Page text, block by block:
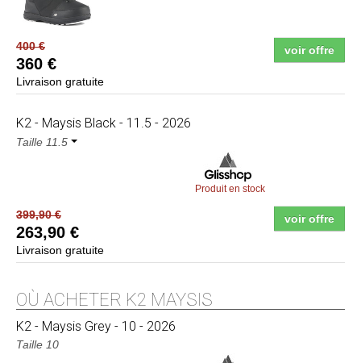
400 €
360 €
Livraison gratuite
voir offre
K2 - Maysis Black - 11.5 - 2026
Taille 11.5
Produit en stock
399,90 €
263,90 €
Livraison gratuite
voir offre
OÙ ACHETER K2 MAYSIS
K2 - Maysis Grey - 10 - 2026
Taille 10